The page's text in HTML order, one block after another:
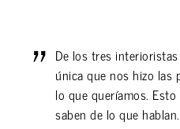
De los tres
única que nos hizo las
lo que queríamos.
saben de lo que